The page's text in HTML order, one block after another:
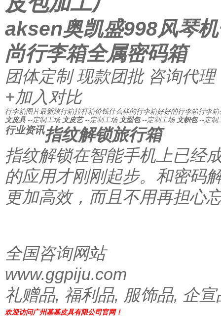
aksen奥凯盛998风琴
尚行李箱全属密码箱
团体定制 现款团批 咨询代理
+加入对比
行李箱图片最新旅行箱拉杆箱价钱什么样的行李箱好好的行李箱行李箱
文皮具 --定制工场 文皮艺 --定制工场 文型包 --定制工场 文帜包 --定制
行业资讯指纹解锁旅行箱
指纹解锁在智能手机上已经
的应用才刚刚起步。和密码
更加高效，而且不用再担心
全国咨询网站
www.ggpiju.com
礼赠品, 福利品, 服饰品, 企
欢迎访问广州基基皮具有限公司官网！